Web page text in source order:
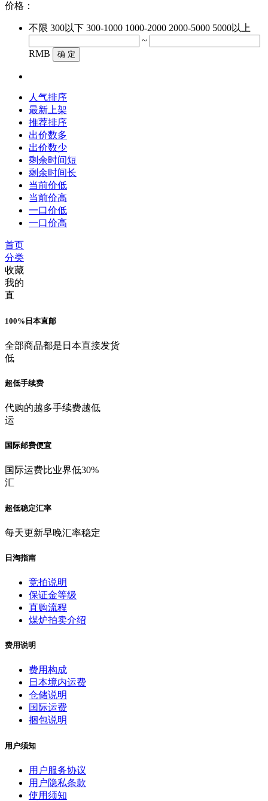
价格：
不限 300以下 300-1000 1000-2000 2000-5000 5000以上
~
RMB
确 定
人气排序
最新上架
推荐排序
出价数多
出价数少
剩余时间短
剩余时间长
当前价低
当前价高
一口价低
一口价高
首页
分类
收藏
我的
直
100%日本直邮
全部商品都是日本直接发货
低
超低手续费
代购的越多手续费越低
运
国际邮费便宜
国际运费比业界低30%
汇
超低稳定汇率
每天更新早晚汇率稳定
日淘指南
竞拍说明
保证金等级
直购流程
煤炉拍卖介绍
费用说明
费用构成
日本境内运费
仓储说明
国际运费
捆包说明
用户须知
用户服务协议
用户隐私条款
使用须知